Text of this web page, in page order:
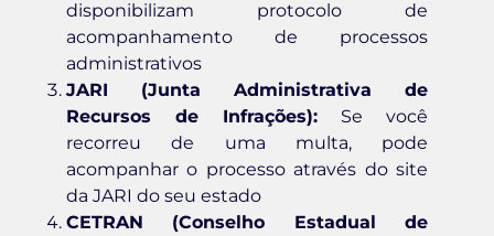
disponibilizam protocolo de
acompanhamento de processos
administrativos
JARI (Junta Administrativa de
Recursos de Infrações): Se você
recorreu de uma multa, pode
acompanhar o processo através do site
da JARI do seu estado
CETRAN (Conselho Estadual de